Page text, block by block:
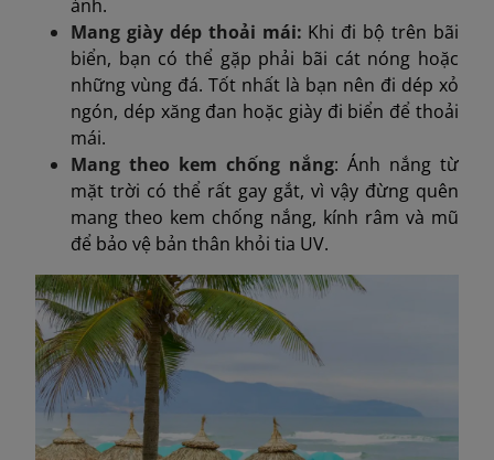
ảnh.
Mang giày dép thoải mái: Khi đi bộ trên bãi
biển, bạn có thể gặp phải bãi cát nóng hoặc
những vùng đá. Tốt nhất là bạn nên đi dép xỏ
ngón, dép xăng đan hoặc giày đi biển để thoải
mái.
Mang theo kem chống nắng: Ánh nắng từ
mặt trời có thể rất gay gắt, vì vậy đừng quên
mang theo kem chống nắng, kính râm và mũ
để bảo vệ bản thân khỏi tia UV.